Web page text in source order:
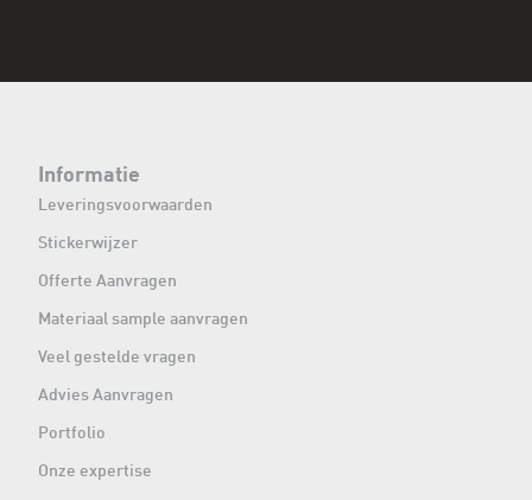
Informatie
Leveringsvoorwaarden
Stickerwijzer
Offerte Aanvragen
Materiaal sample aanvragen
Veel gestelde vragen
Advies Aanvragen
Portfolio
Onze expertise